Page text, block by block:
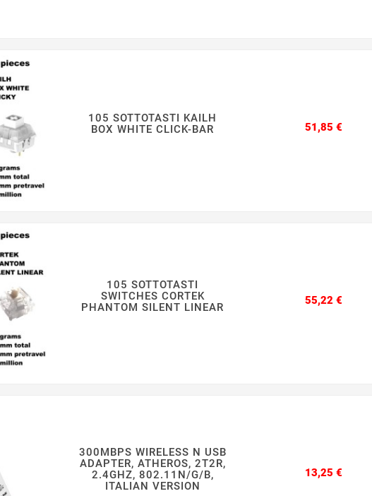
105 SOTTOTASTI KAILH
BOX WHITE CLICK-BAR
51,85 €Prezzo
105 SOTTOTASTI
SWITCHES CORTEK
PHANTOM SILENT LINEAR
55,22 €Prezzo
300MBPS WIRELESS N USB
ADAPTER, ATHEROS, 2T2R,
2.4GHZ, 802.11N/G/B,
ITALIAN VERSION
13,25 €Prezzo